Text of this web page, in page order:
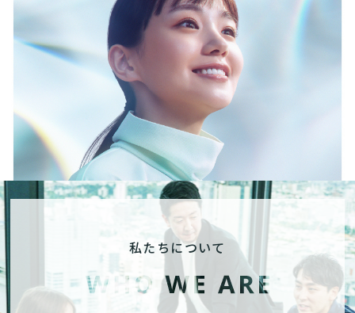
私たちについて